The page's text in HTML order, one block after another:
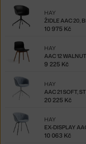
HAY
10 975 Kč
AAC 12
HAY
9 225 Kč
AAC 21 SOFT,
HAY
20 225 Kč
EX-DISPLAY
HAY
10 063 Kč